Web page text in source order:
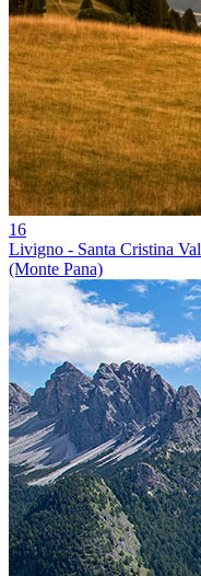
16
Livigno - Santa Cristina
(Monte Pana)